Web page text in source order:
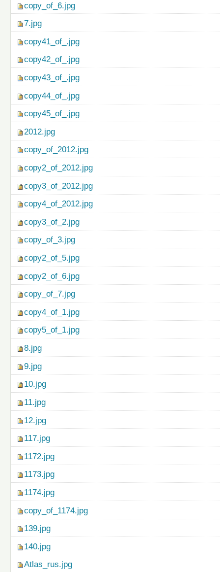
copy_of_6.jpg
7.jpg
copy41_of_.jpg
copy42_of_.jpg
copy43_of_.jpg
copy44_of_.jpg
copy45_of_.jpg
2012.jpg
copy_of_2012.jpg
copy2_of_2012.jpg
copy3_of_2012.jpg
copy4_of_2012.jpg
copy3_of_2.jpg
copy_of_3.jpg
copy2_of_5.jpg
copy2_of_6.jpg
copy_of_7.jpg
copy4_of_1.jpg
copy5_of_1.jpg
8.jpg
9.jpg
10.jpg
11.jpg
12.jpg
117.jpg
1172.jpg
1173.jpg
1174.jpg
copy_of_1174.jpg
139.jpg
140.jpg
Atlas_rus.jpg